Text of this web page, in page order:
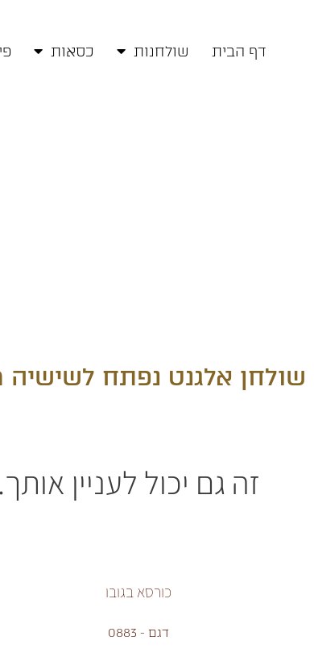
דף הבית שולחנות כסאות
שולחן אלגנט נפתח לשישיה
זה גם יכול לעניין
כורסא בגובו
דגם - 0883